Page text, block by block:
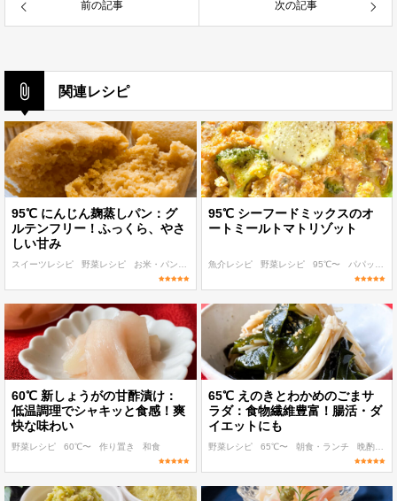
前の記事 次の記事
関連レシピ
95℃ にんじん麹蒸しパン：グ
ルテンフリー！ふっくら、やさ
しい甘み
スイーツレシピ 野菜レシピ お米・パン・パスタレシピ 95℃〜 作り置き
95℃ シーフードミックスのオ
ートミールトマトリゾット
魚介レシピ 野菜レシピ 95℃〜 パパッと作れる
60℃ 新しょうがの甘酢漬け：
低温調理でシャキッと食感！爽
快な味わい
野菜レシピ 60℃〜 作り置き 和食
65℃ えのきとわかめのごまサ
ラダ：食物繊維豊富！腸活・ダ
イエットにも
野菜レシピ 65℃〜 朝食・ランチ 晩酌